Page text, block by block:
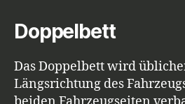
Doppelbett
Das Doppelbett wird
Längsrichtung des